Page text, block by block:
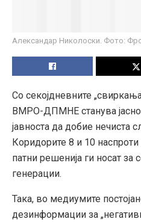
Александар Николоски. Фото:
Со секојдневните
ВМРО-ДПМНЕ станува јасно
јавноста да добие нечиста
Коридорите 8 и 10
патни решенија ги носат за
генерации.
Така, во медиумите
дезинформации за